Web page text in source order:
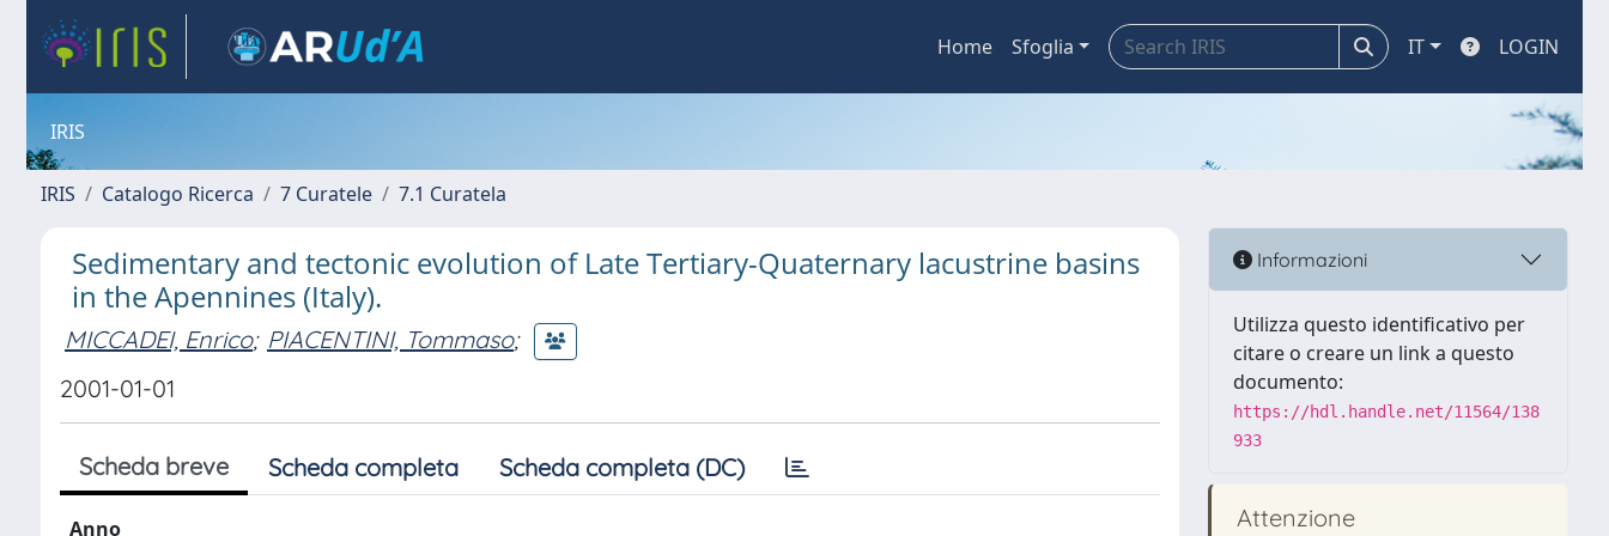
Home Sfoglia IT LOGIN
IRIS
IRIS Catalogo Ricerca 7 Curatele 7.1 Curatela
Sedimentary and tectonic evolution of Late Tertiary-Quaternary lacustrine basins
in the Apennines (Italy).
MICCADEI, Enrico; PIACENTINI, Tommaso;
2001-01-01
Scheda breve Scheda completa Scheda completa (DC)
Anno
Informazioni
Utilizza questo identificativo per
citare o creare un link a questo
documento:
https://hdl.handle.net/11564/138
933
Attenzione